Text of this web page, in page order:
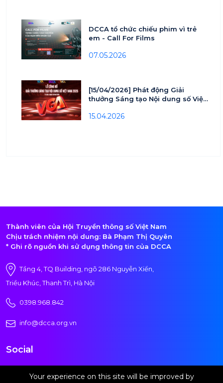
DCCA tổ chức chiếu phim vì trẻ
em - Call For Films
07.05.2026
[15/04/2026] Phát động Giải
thưởng Sáng tạo Nội dung số Việt
15.04.2026
Thành viên của Hội Truyền thông số Việt Nam
Chịu trách nhiệm nội dung: Bà Phạm Thị Quyên
* Ghi rõ nguồn khi sử dụng thông tin của DCCA
Tầng 4, TQ Building, ngõ 286 Nguyễn Xiển,
Triều Khúc, Thanh Trì, Hà Nội
0398.968.842
info@dcca.org.vn
Social
Your experience on this site will be improved by